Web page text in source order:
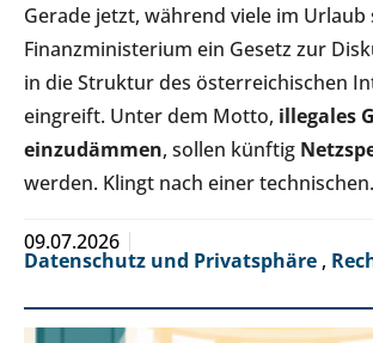
Gerade jetzt, während viele im Urlaub
Finanzministerium ein Gesetz zur
in die Struktur des österreichischen
eingreift. Unter dem Motto, illegales
einzudämmen, sollen künftig
werden. Klingt nach einer
09.07.2026
Datenschutz und Privatsphäre ,